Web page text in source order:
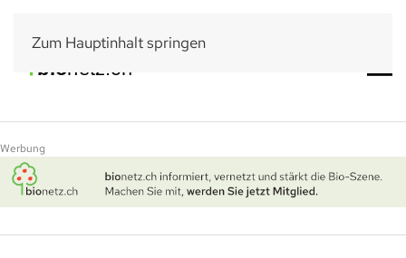
Zum Hauptinhalt springen
Werbung